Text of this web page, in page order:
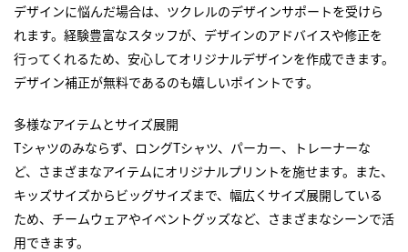
デザインに悩んだ場合は、ツクレルのデザインサポートを受けら
れます。経験豊富なスタッフが、デザインのアドバイスや修正を
行ってくれるため、安心してオリジナルデザインを作成できます。
デザイン補正が無料であるのも嬉しいポイントです。
多様なアイテムとサイズ展開
Tシャツのみならず、ロングTシャツ、パーカー、トレーナーな
ど、さまざまなアイテムにオリジナルプリントを施せます。また、
キッズサイズからビッグサイズまで、幅広くサイズ展開している
ため、チームウェアやイベントグッズなど、さまざまなシーンで活
用できます。